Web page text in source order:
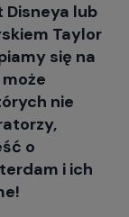
Disneya lub
Taylor
się na
nie
o
i ich